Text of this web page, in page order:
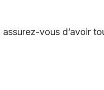
vous d’avoir